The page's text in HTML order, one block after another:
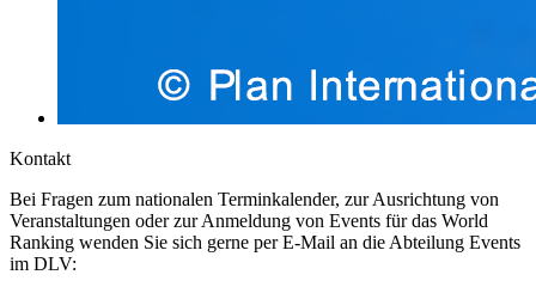
Kontakt
Bei Fragen zum nationalen Terminkalender, zur Ausrichtung von
Veranstaltungen oder zur Anmeldung von Events für das World
Ranking wenden Sie sich gerne per E-Mail an die Abteilung Events
im DLV: